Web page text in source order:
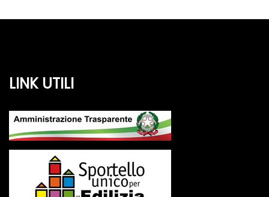
LINK UTILI